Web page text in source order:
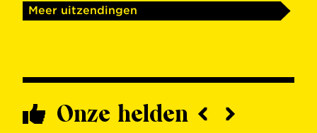
Meer uitzendingen
Onze helden